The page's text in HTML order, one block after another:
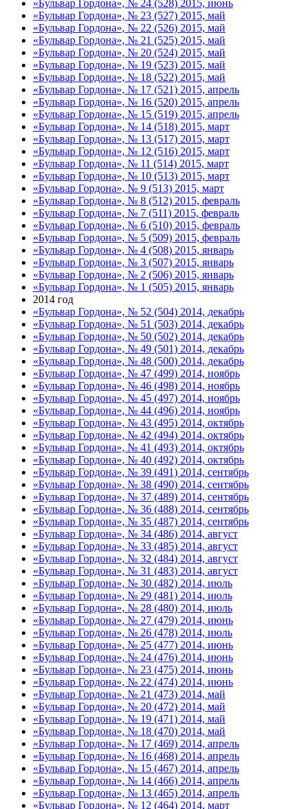
«Бульвар Гордона», № 24 (528) 2015, июнь
«Бульвар Гордона», № 23 (527) 2015, май
«Бульвар Гордона», № 22 (526) 2015, май
«Бульвар Гордона», № 21 (525) 2015, май
«Бульвар Гордона», № 20 (524) 2015, май
«Бульвар Гордона», № 19 (523) 2015, май
«Бульвар Гордона», № 18 (522) 2015, май
«Бульвар Гордона», № 17 (521) 2015, апрель
«Бульвар Гордона», № 16 (520) 2015, апрель
«Бульвар Гордона», № 15 (519) 2015, апрель
«Бульвар Гордона», № 14 (518) 2015, март
«Бульвар Гордона», № 13 (517) 2015, март
«Бульвар Гордона», № 12 (516) 2015, март
«Бульвар Гордона», № 11 (514) 2015, март
«Бульвар Гордона», № 10 (513) 2015, март
«Бульвар Гордона», № 9 (513) 2015, март
«Бульвар Гордона», № 8 (512) 2015, февраль
«Бульвар Гордона», № 7 (511) 2015, февраль
«Бульвар Гордона», № 6 (510) 2015, февраль
«Бульвар Гордона», № 5 (509) 2015, февраль
«Бульвар Гордона», № 4 (508) 2015, январь
«Бульвар Гордона», № 3 (507) 2015, январь
«Бульвар Гордона», № 2 (506) 2015, январь
«Бульвар Гордона», № 1 (505) 2015, январь
2014 год
«Бульвар Гордона», № 52 (504) 2014, декабрь
«Бульвар Гордона», № 51 (503) 2014, декабрь
«Бульвар Гордона», № 50 (502) 2014, декабрь
«Бульвар Гордона», № 49 (501) 2014, декабрь
«Бульвар Гордона», № 48 (500) 2014, декабрь
«Бульвар Гордона», № 47 (499) 2014, ноябрь
«Бульвар Гордона», № 46 (498) 2014, ноябрь
«Бульвар Гордона», № 45 (497) 2014, ноябрь
«Бульвар Гордона», № 44 (496) 2014, ноябрь
«Бульвар Гордона», № 43 (495) 2014, октябрь
«Бульвар Гордона», № 42 (494) 2014, октябрь
«Бульвар Гордона», № 41 (493) 2014, октябрь
«Бульвар Гордона», № 40 (492) 2014, октябрь
«Бульвар Гордона», № 39 (491) 2014, сентябрь
«Бульвар Гордона», № 38 (490) 2014, сентябрь
«Бульвар Гордона», № 37 (489) 2014, сентябрь
«Бульвар Гордона», № 36 (488) 2014, сентябрь
«Бульвар Гордона», № 35 (487) 2014, сентябрь
«Бульвар Гордона», № 34 (486) 2014, август
«Бульвар Гордона», № 33 (485) 2014, август
«Бульвар Гордона», № 32 (484) 2014, август
«Бульвар Гордона», № 31 (483) 2014, август
«Бульвар Гордона», № 30 (482) 2014, июль
«Бульвар Гордона», № 29 (481) 2014, июль
«Бульвар Гордона», № 28 (480) 2014, июль
«Бульвар Гордона», № 27 (479) 2014, июнь
«Бульвар Гордона», № 26 (478) 2014, июль
«Бульвар Гордона», № 25 (477) 2014, июнь
«Бульвар Гордона», № 24 (476) 2014, июнь
«Бульвар Гордона», № 23 (475) 2014, июнь
«Бульвар Гордона», № 22 (474) 2014, июнь
«Бульвар Гордона», № 21 (473) 2014, май
«Бульвар Гордона», № 20 (472) 2014, май
«Бульвар Гордона», № 19 (471) 2014, май
«Бульвар Гордона», № 18 (470) 2014, май
«Бульвар Гордона», № 17 (469) 2014, апрель
«Бульвар Гордона», № 16 (468) 2014, апрель
«Бульвар Гордона», № 15 (467) 2014, апрель
«Бульвар Гордона», № 14 (466) 2014, апрель
«Бульвар Гордона», № 13 (465) 2014, апрель
«Бульвар Гордона», № 12 (464) 2014, март